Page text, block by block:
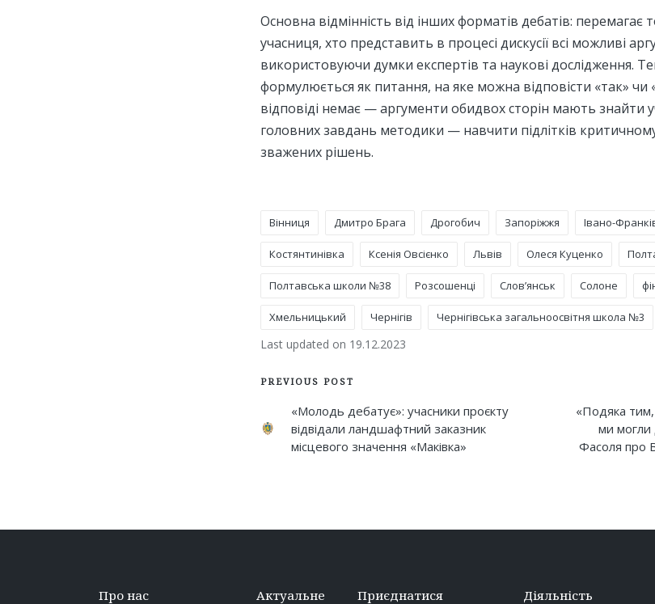
Основна відмінність від інших форматів дебатів: перемагає
учасниця, хто представить в процесі дискусії всі можливі
використовуючи думки експертів та наукові дослідження.
формулюється як питання, на яке можна відповісти «так» чи
відповіді немає — аргументи обидвох сторін мають знайти
головних завдань методики — навчити підлітків
зважених рішень.
Tags:
Вінниця Дмитро Брага Дрогобич Запоріжжя Івано-
Костянтинівка Ксенія Овсієнко Львів Олеся Куценко
Полтавська школи №38 Розсошенці Слов’янськ Солоне
Хмельницький Чернігів Чернігівська загальноосвітня школа №3
Last updated on 19.12.2023
Post
navigation
PREVIOUS POST
«Молодь дебатує»: учасники проєкту
відвідали ландшафтний заказник
місцевого значення «Маківка»
«Подяка
ми могли
Фасоля про
Про нас Актуальне Приєднатися Діяльність